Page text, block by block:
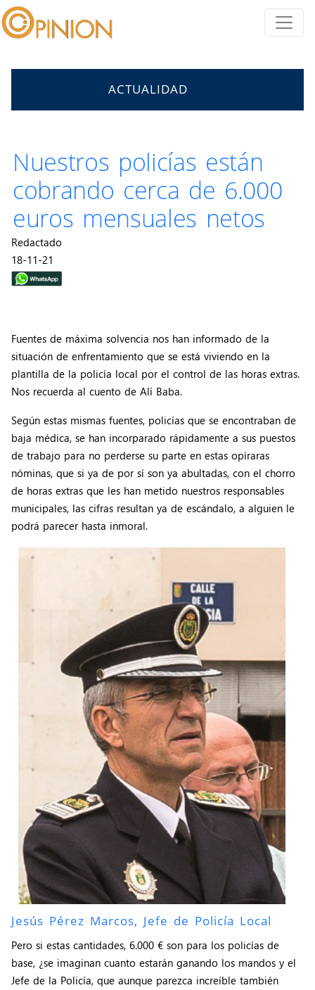
ACTUALIDAD
Nuestros policías están
cobrando cerca de 6.000
euros mensuales netos
Redactado
18-11-21
Fuentes de máxima solvencia nos han informado de la
situación de enfrentamiento que se está viviendo en la
plantilla de la policía local por el control de las horas extras.
Nos recuerda al cuento de Alí Baba.
Según estas mismas fuentes, policías que se encontraban de
baja médica, se han incorparado rápidamente a sus puestos
de trabajo para no perderse su parte en estas opíraras
nóminas, que si ya de por sí son ya abultadas, con el chorro
de horas extras que les han metido nuestros responsables
municipales, las cifras resultan ya de escándalo, a alguien le
podrá parecer hasta inmoral.
Jesús Pérez Marcos, Jefe de Policía Local
Pero si estas cantidades, 6.000 € son para los policías de
base, ¿se imaginan cuanto estarán ganando los mandos y el
Jefe de la Policía, que aunque parezca increíble también